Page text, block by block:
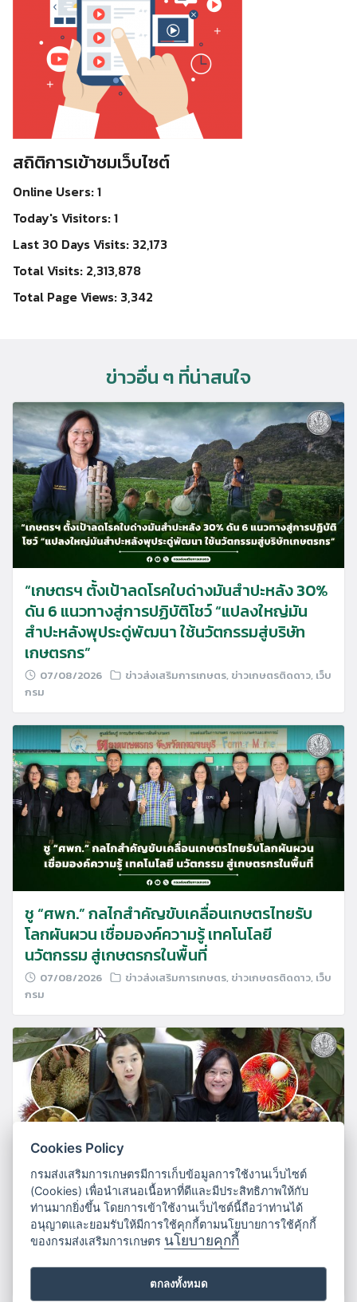
สถิติการเข้าชมเว็บไซต์
Online Users:1
Today's Visitors:1
Last 30 Days Visits: 32,173
Total Visits: 2,313,878
Total Page Views: 3,342
ข่าวอื่น ๆ ที่น่าสนใจ
“เกษตรฯ ตั้งเป้าลดโรคใบด่างมันสำปะหลัง 30%
ดัน 6 แนวทางสู่การปฏิบัติโชว์ “แปลงใหญ่มัน
สำปะหลังพุประดู่พัฒนา ใช้นวัตกรรมสู่บริษัท
เกษตรกร”
07/08/2026 ข่าวส่งเสริมการเกษตร, ข่าวเกษตรติดดาว, เว็บ
กรม
ชู “ศพก.” กลไกสำคัญขับเคลื่อนเกษตรไทยรับ
โลกผันผวน เชื่อมองค์ความรู้ เทคโนโลยี
นวัตกรรม สู่เกษตรกรในพื้นที่
07/08/2026 ข่าวส่งเสริมการเกษตร, ข่าวเกษตรติดดาว, เว็บ
กรม
เกษตรฯ บริหารจัดการผลไม้ใต้ปี 69 ชูคุณภาพ –
เชื่อมโยงตลาด สร้างรายได้เกษตรกรยั่งยืน
Cookies Policy
กรมส่งเสริมการเกษตรมีการเก็บข้อมูลการใช้งานเว็บไซต์
(Cookies) เพื่อนำเสนอเนื้อหาที่ดีและมีประสิทธิภาพให้กับ
ท่านมากยิ่งขึ้น โดยการเข้าใช้งานเว็บไซต์นี้ถือว่าท่านได้
อนุญาตและยอมรับให้มีการใช้คุกกี้ตามนโยบายการใช้คุ้กกี้
ของกรมส่งเสริมการเกษตร นโยบายคุกกี้
ตกลงทั้งหมด